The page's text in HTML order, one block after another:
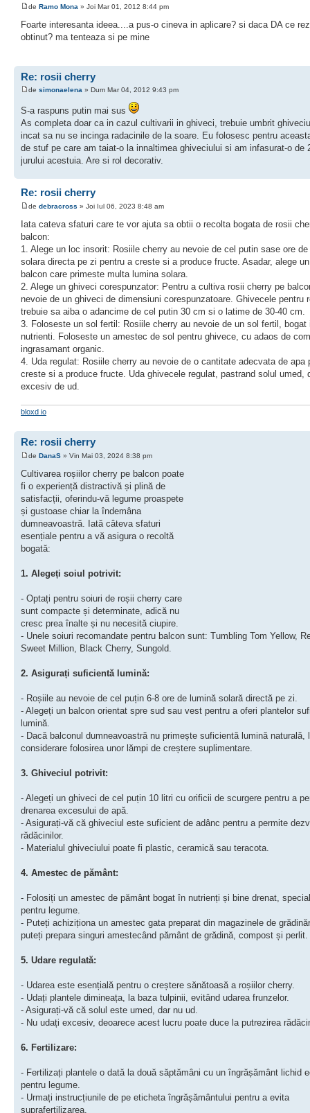
de Ramo Mona » Joi Mar 01, 2012 8:44 pm
Foarte interesanta ideea....a pus-o cineva in aplicare? si daca DA ce
obtinut? ma tenteaza si pe mine
Re: rosii cherry
de simonaelena » Dum Mar 04, 2012 9:43 pm
S-a raspuns putin mai sus
As completa doar ca in cazul cultivarii in ghiveci, trebuie umbrit
incat sa nu se incinga radacinile de la soare. Eu folosesc pentru
de stuf pe care am taiat-o la innaltimea ghiveciului si am infasurat-o de
jurului acestuia. Are si rol decorativ.
Re: rosii cherry
de debracross » Joi Iul 06, 2023 8:48 am
Iata cateva sfaturi care te vor ajuta sa obtii o recolta bogata de rosii
balcon:
1. Alege un loc insorit: Rosiile cherry au nevoie de cel putin sase ore de
solara directa pe zi pentru a creste si a produce fructe. Asadar, alege
balcon care primeste multa lumina solara.
2. Alege un ghiveci corespunzator: Pentru a cultiva rosii cherry pe
nevoie de un ghiveci de dimensiuni corespunzatoare. Ghivecele pentru
trebuie sa aiba o adancime de cel putin 30 cm si o latime de 30-40 cm.
3. Foloseste un sol fertil: Rosiile cherry au nevoie de un sol fertil, bogat
nutrienti. Foloseste un amestec de sol pentru ghivece, cu adaos de
ingrasamant organic.
4. Uda regulat: Rosiile cherry au nevoie de o cantitate adecvata de apa
creste si a produce fructe. Uda ghivecele regulat, pastrand solul umed,
excesiv de ud.
bloxd io
Re: rosii cherry
de DanaS » Vin Mai 03, 2024 8:38 pm
Cultivarea roșiilor cherry pe balcon poate
fi o experiență distractivă și plină de
satisfacții, oferindu-vă legume proaspete
și gustoase chiar la îndemâna
dumneavoastră. Iată câteva sfaturi
esențiale pentru a vă asigura o recoltă
bogată:
1. Alegeți soiul potrivit:
- Optați pentru soiuri de roșii cherry care
sunt compacte și determinate, adică nu
cresc prea înalte și nu necesită ciupire.
- Unele soiuri recomandate pentru balcon sunt: Tumbling Tom Yellow,
Sweet Million, Black Cherry, Sungold.
2. Asigurați suficientă lumină:
- Roșiile au nevoie de cel puțin 6-8 ore de lumină solară directă pe zi.
- Alegeți un balcon orientat spre sud sau vest pentru a oferi plantelor
lumină.
- Dacă balconul dumneavoastră nu primește suficientă lumină naturală,
considerare folosirea unor lămpi de creștere suplimentare.
3. Ghiveciul potrivit:
- Alegeți un ghiveci de cel puțin 10 litri cu orificii de scurgere pentru a
drenarea excesului de apă.
- Asigurați-vă că ghiveciul este suficient de adânc pentru a permite
rădăcinilor.
- Materialul ghiveciului poate fi plastic, ceramică sau teracota.
4. Amestec de pământ:
- Folosiți un amestec de pământ bogat în nutrienți și bine drenat,
pentru legume.
- Puteți achiziționa un amestec gata preparat din magazinele de
puteți prepara singuri amestecând pământ de grădină, compost și perlit.
5. Udare regulată:
- Udarea este esențială pentru o creștere sănătoasă a roșiilor cherry.
- Udați plantele dimineața, la baza tulpinii, evitând udarea frunzelor.
- Asigurați-vă că solul este umed, dar nu ud.
- Nu udați excesiv, deoarece acest lucru poate duce la putrezirea
6. Fertilizare:
- Fertilizați plantele o dată la două săptămâni cu un îngrășământ lichid
pentru legume.
- Urmați instrucțiunile de pe eticheta îngrășământului pentru a evita
suprafertilizarea.